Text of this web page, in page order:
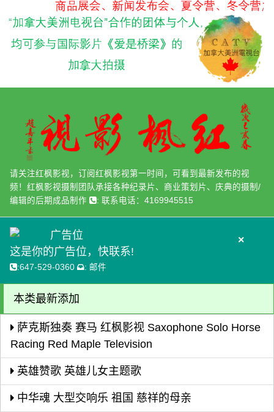
请关注红枫影视，订阅红枫影视第一时间，可看到最新发布的视
频！红枫影视摄制团队承接各种纪录片、商业策划片、庆典的摄制/
编辑的后期成品制作
: 联系电话：4169945515
×
广告位
这是你的广告位，快联系!
:647-529-0360 : 邮件
本类最新添加
萨克斯独奏 赛马 红枫影视 Saxophone Solo Horse
Racing Red Maple Television
英雄赞歌 英雄儿女主题歌
中华魂 大型交响乐 祖国 慈祥的母亲